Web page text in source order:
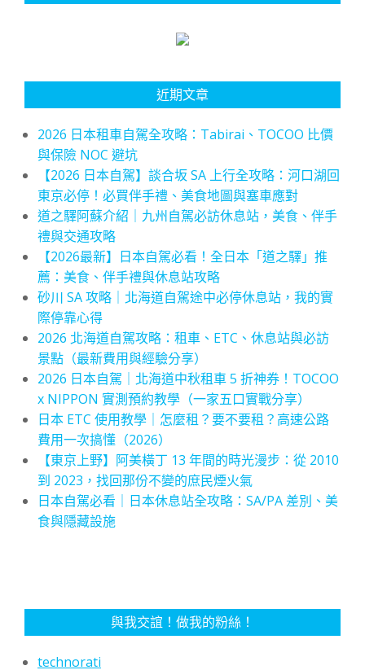
近期文章
2026 日本租車自駕全攻略：Tabirai、TOCOO 比價
與保險 NOC 避坑
【2026 日本自駕】談合坂 SA 上行全攻略：河口湖回
東京必停！必買伴手禮、美食地圖與塞車應對
道之驛阿蘇介紹｜九州自駕必訪休息站，美食、伴手
禮與交通攻略
【2026最新】日本自駕必看！全日本「道之驛」推
薦：美食、伴手禮與休息站攻略
砂川 SA 攻略｜北海道自駕途中必停休息站，我的實
際停靠心得
2026 北海道自駕攻略：租車、ETC、休息站與必訪
景點（最新費用與經驗分享）
2026 日本自駕｜北海道中秋租車 5 折神券！TOCOO
x NIPPON 實測預約教學（一家五口實戰分享）
日本 ETC 使用教學｜怎麼租？要不要租？高速公路
費用一次搞懂（2026）
【東京上野】阿美橫丁 13 年間的時光漫步：從 2010
到 2023，找回那份不變的庶民煙火氣
日本自駕必看｜日本休息站全攻略：SA/PA 差別、美
食與隱藏設施
與我交誼！做我的粉絲！
technorati